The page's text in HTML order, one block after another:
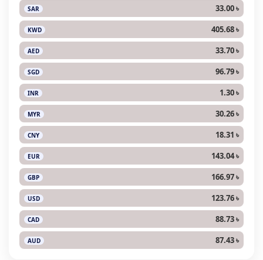
SAR 33.00 ৳
KWD 405.68 ৳
AED 33.70 ৳
SGD 96.79 ৳
INR 1.30 ৳
MYR 30.26 ৳
CNY 18.31 ৳
EUR 143.04 ৳
GBP 166.97 ৳
USD 123.76 ৳
CAD 88.73 ৳
AUD 87.43 ৳